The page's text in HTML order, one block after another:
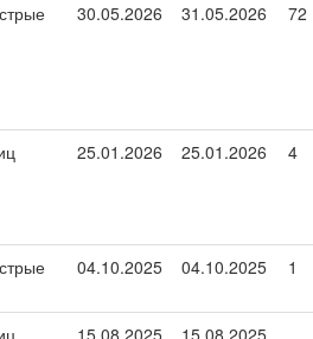
30.05.2026 31.05.2026 72
25.01.2026 25.01.2026 4
04.10.2025 04.10.2025 1
15.08.2025 15.08.2025